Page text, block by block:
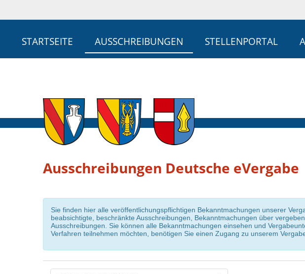
STARTSEITE AUSSCHREIBUNGEN STELLENPORTAL
Ausschreibungen Deutsche eVergabe